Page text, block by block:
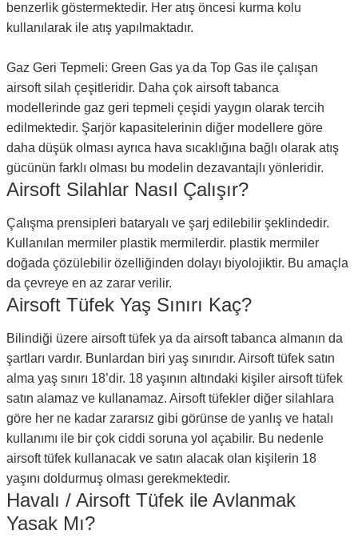
benzerlik göstermektedir. Her atış öncesi kurma kolu
kullanılarak ile atış yapılmaktadır.
Gaz Geri Tepmeli: Green Gas ya da Top Gas ile çalışan
airsoft silah çeşitleridir. Daha çok airsoft tabanca
modellerinde gaz geri tepmeli çeşidi yaygın olarak tercih
edilmektedir. Şarjör kapasitelerinin diğer modellere göre
daha düşük olması ayrıca hava sıcaklığına bağlı olarak atış
gücünün farklı olması bu modelin dezavantajlı yönleridir.
Airsoft Silahlar Nasıl Çalışır?
Çalışma prensipleri bataryalı ve şarj edilebilir şeklindedir.
Kullanılan mermiler plastik mermilerdir. plastik mermiler
doğada çözülebilir özelliğinden dolayı biyolojiktir. Bu amaçla
da çevreye en az zarar verilir.
Airsoft Tüfek Yaş Sınırı Kaç?
Bilindiği üzere airsoft tüfek ya da airsoft tabanca almanın da
şartları vardır. Bunlardan biri yaş sınırıdır. Airsoft tüfek satın
alma yaş sınırı 18’dir. 18 yaşının altındaki kişiler airsoft tüfek
satın alamaz ve kullanamaz. Airsoft tüfekler diğer silahlara
göre her ne kadar zararsız gibi görünse de yanlış ve hatalı
kullanımı ile bir çok ciddi soruna yol açabilir. Bu nedenle
airsoft tüfek kullanacak ve satın alacak olan kişilerin 18
yaşını doldurmuş olması gerekmektedir.
Havalı / Airsoft Tüfek ile Avlanmak
Yasak Mı?